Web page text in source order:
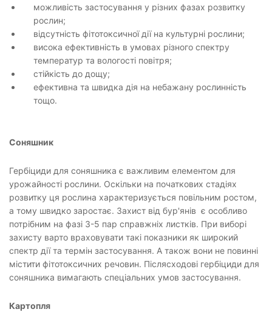
можливість застосування у різних фазах розвитку
рослин;
відсутність фітотоксичної дії на культурні рослини;
висока ефективність в умовах різного спектру
температур та вологості повітря;
стійкість до дощу;
ефективна та швидка дія на небажану рослинність
тощо.
Соняшник
Гербіциди для соняшника є важливим елементом для
урожайності рослини. Оскільки на початкових стадіях
розвитку ця рослина характеризується повільним ростом,
а тому швидко заростає. Захист від бур'янів є особливо
потрібним на фазі 3-5 пар справжніх листків. При виборі
захисту варто враховувати такі показники як широкий
спектр дії та термін застосування. А також вони не повинні
містити фітотоксичних речовин. Післясходові гербіциди для
соняшника вимагають спеціальних умов застосування.
Картопля